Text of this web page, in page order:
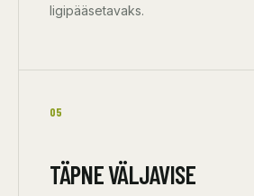
ligipääsetavaks.
05
TÄPNE VÄLJAVISE